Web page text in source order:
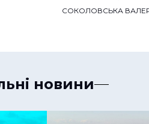
СОКОЛОВСЬКА
новини